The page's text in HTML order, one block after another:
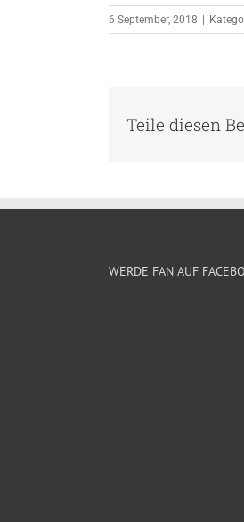
6 September, 2018 |
Teile diesen
WERDE FAN AUF